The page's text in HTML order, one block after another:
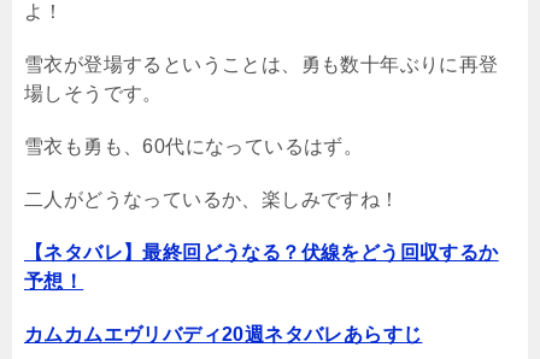
よ！
雪衣が登場するということは、勇も数十年ぶりに再登
場しそうです。
雪衣も勇も、60代になっているはず。
二人がどうなっているか、楽しみですね！
【ネタバレ】最終回どうなる？伏線をどう回収するか
予想！
カムカムエヴリバディ20週ネタバレあらすじ